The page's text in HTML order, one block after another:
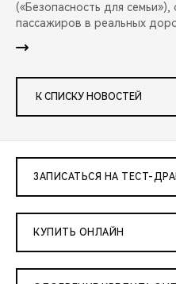
(«Безопасность для
пассажиров в реальных
К СПИСКУ НОВОСТЕЙ
ЗАПИСАТЬСЯ НА ТЕСТ-
КУПИТЬ ОНЛАЙН